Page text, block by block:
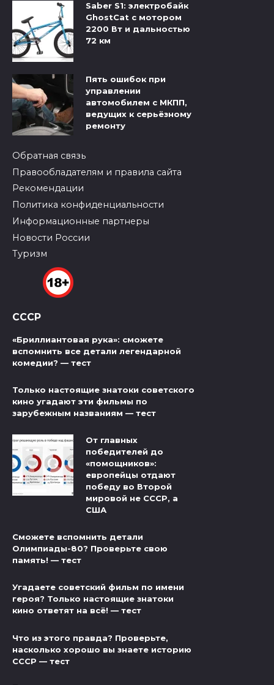
Saber S1: электробайк
GhostCat с мотором
2200 Вт и дальностью
72 км
Пять ошибок при
управлении
автомобилем с МКПП,
ведущих к серьёзному
ремонту
Обратная связь
Правообладателям и правила сайта
Рекомендации
Политика конфиденциальности
Информационные партнеры
Новости России
Туризм
СССР
«Бриллиантовая рука»: сможете
вспомнить все детали легендарной
комедии? — тест
Только настоящие знатоки советского
кино угадают эти фильмы по
зарубежным названиям — тест
От главных
победителей до
«помощников»:
европейцы отдают
победу во Второй
мировой не СССР, а
США
Сможете вспомнить детали
Олимпиады-80? Проверьте свою
память! — тест
Угадаете советский фильм по имени
героя? Только настоящие знатоки
кино ответят на всё! — тест
Что из этого правда? Проверьте,
насколько хорошо вы знаете историю
СССР — тест